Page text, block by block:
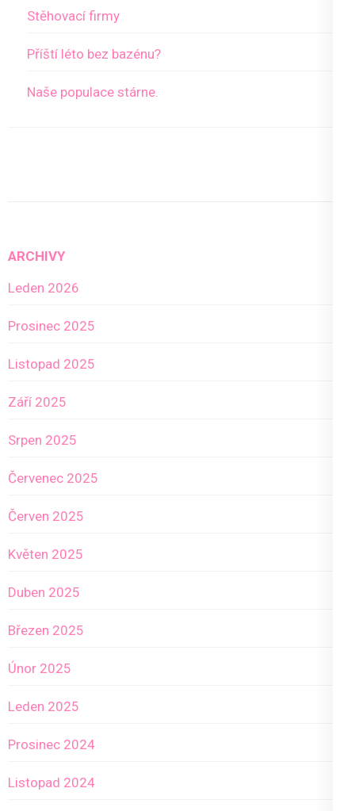
Stěhovací firmy
Příští léto bez bazénu?
Naše populace stárne.
ARCHIVY
Leden 2026
Prosinec 2025
Listopad 2025
Září 2025
Srpen 2025
Červenec 2025
Červen 2025
Květen 2025
Duben 2025
Březen 2025
Únor 2025
Leden 2025
Prosinec 2024
Listopad 2024